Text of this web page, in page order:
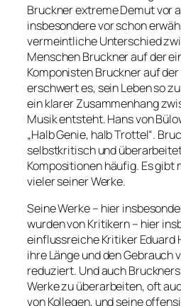
Bruckner extreme Demut vor
insbesondere vor schon
vermeintliche Unterschied
Menschen Bruckner auf der
Komponisten Bruckner auf
erschwert es, sein Leben so
ein klarer Zusammenhang
Musik entsteht. Hans von
„Halb Genie, halb Trottel“.
selbstkritisch und
Kompositionen häufig. Es gibt
vieler seiner Werke.
Seine Werke – hier
wurden von Kritikern – hier
einflussreiche Kritiker Eduard
ihre Länge und den Gebrauch
reduziert. Und auch
Werke zu überarbeiten, oft
von Kollegen, und seine